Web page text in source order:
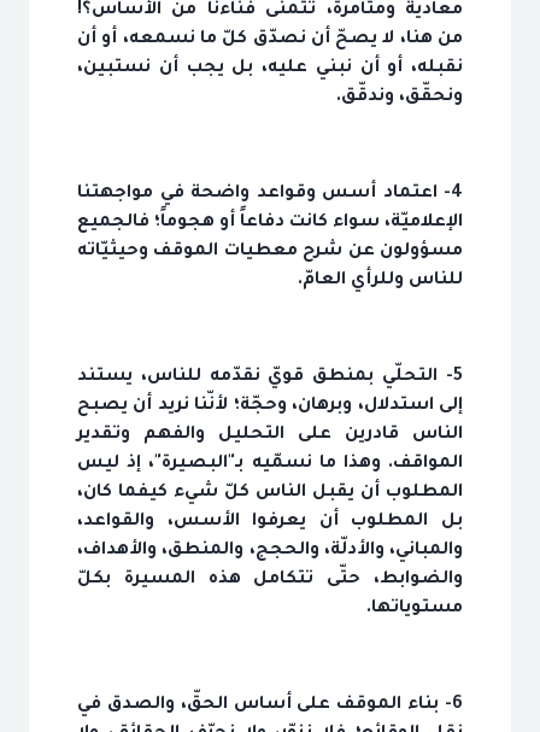
معادية ومتآمرة، تتمنّى فناءنا من الأساس؟!
من هنا، لا يصحّ أن نصدّق كلّ ما نسمعه، أو أن
نقبله، أو أن نبني عليه، بل يجب أن نستبين،
ونحقّق، وندقّق.
4- اعتماد أسس وقواعد واضحة في مواجهتنا
الإعلاميّة، سواء كانت دفاعاً أو هجوماً؛ فالجميع
مسؤولون عن شرح معطيات الموقف وحيثيّاته
للناس وللرأي العامّ.
5- التحلّي بمنطق قويّ نقدّمه للناس، يستند
إلى استدلال، وبرهان، وحجّة؛ لأنّنا نريد أن يصبح
الناس قادرين على التحليل والفهم وتقدير
المواقف. وهذا ما نسمّيه بـ"البصيرة"، إذ ليس
المطلوب أن يقبل الناس كلّ شيء كيفما كان،
بل المطلوب أن يعرفوا الأسس، والقواعد،
والمباني، والأدلّة، والحجج، والمنطق، والأهداف،
والضوابط، حتّى تتكامل هذه المسيرة بكلّ
مستوياتها.
6- بناء الموقف على أساس الحقّ، والصدق في